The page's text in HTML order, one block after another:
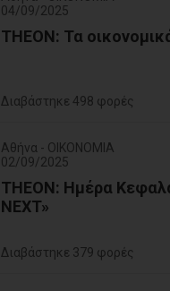
04/09/2025
THEON: Τα
Διαβάστηκε 498 φορές
Αθήνα - ΟΙΚΟΝΟΜΙΑ
02/09/2025
THEON: Ημέρα
NEXT»
Διαβάστηκε 379 φορές